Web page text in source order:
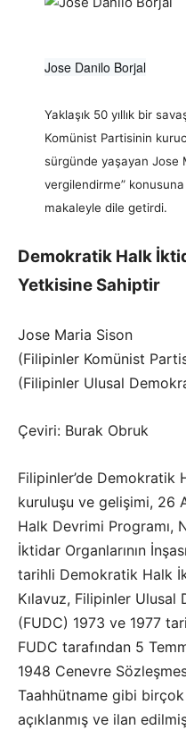
Jose Danilo Borjal
Yaklaşık 50 yıllık bir
Komünist Partisinin
sürgünde yaşayan Jose
vergilendirme”
makaleyle dile getirdi.
Demokratik Halk
Yetkisine Sahiptir
Jose Maria Sison
(Filipinler Komünist
(Filipinler Ulusal
Çeviri: Burak Obruk
Filipinler’de Demokratik
kuruluşu ve gelişimi, 26
Halk Devrimi Programı,
İktidar Organlarının
tarihli Demokratik Halk
Kılavuz, Filipinler Ulusal
(FUDC) 1973 ve 1977
FUDC tarafından 5
1948 Cenevre
Taahhütname gibi
açıklanmış ve ilan